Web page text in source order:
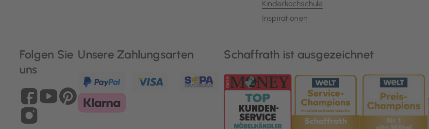
Kinderkochschule
Inspirationen
Folgen Sie
uns
Unsere Zahlungsarten Schaffrath ist ausgezeichnet